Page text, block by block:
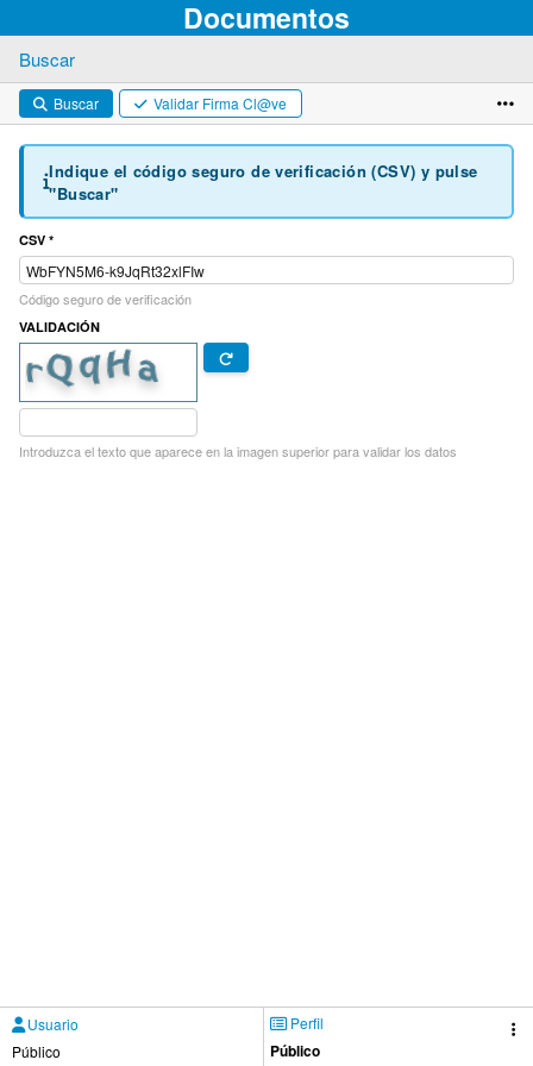
Documentos
Buscar
Buscar Validar Firma Cl@ve
Indique el código seguro de verificación (CSV) y pulse
"Buscar"
CSV *
Código seguro de verificación
VALIDACIÓN
Introduzca el texto que aparece en la imagen superior para validar los datos
Usuario
Público
Perfil
Público